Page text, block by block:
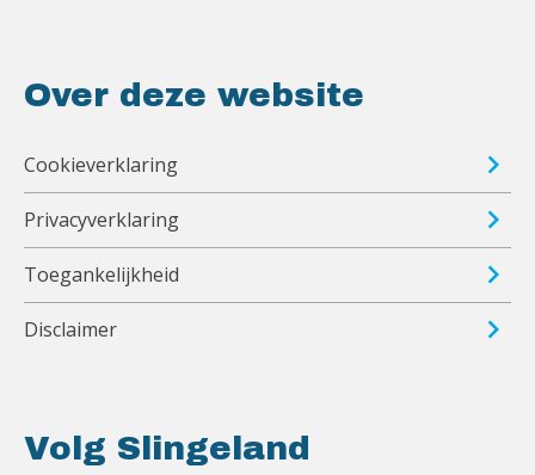
Volg Slingeland
Over deze website
Cookieverklaring
Privacyverklaring
Toegankelijkheid
Disclaimer